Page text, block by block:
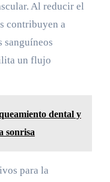
Al reducir el
contribuyen a
sanguíneos
un flujo
dental y
sonrisa
para la